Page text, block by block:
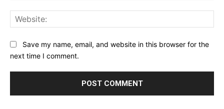
Save my name, email, and website in this browser for the
next time I comment.